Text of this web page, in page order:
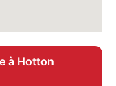
à Hotton